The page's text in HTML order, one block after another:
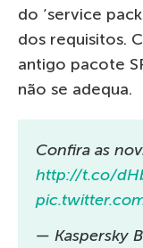
do ‘service
dos requisitos.
antigo pacote
não se adequa.
Confira as
http://t.co/
— Kaspersky